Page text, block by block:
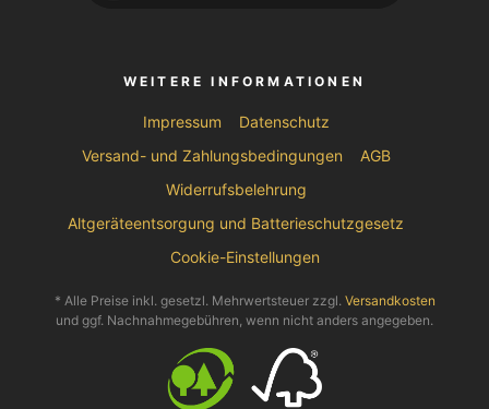
WEITERE INFORMATIONEN
Impressum
Datenschutz
Versand- und Zahlungsbedingungen
AGB
Widerrufsbelehrung
Altgeräteentsorgung und Batterieschutzgesetz
Cookie-Einstellungen
* Alle Preise inkl. gesetzl. Mehrwertsteuer zzgl. Versandkosten
und ggf. Nachnahmegebühren, wenn nicht anders angegeben.